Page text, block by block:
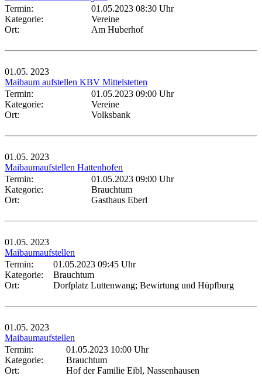
Termin:
01.05.2023 08:30 Uhr
Kategorie:
Vereine
Ort:
Am Huberhof
01.05. 2023
Maibaum aufstellen KBV Mittelstetten
Termin:
01.05.2023 09:00 Uhr
Kategorie:
Vereine
Ort:
Volksbank
01.05. 2023
Maibaumaufstellen Hattenhofen
Termin:
01.05.2023 09:00 Uhr
Kategorie:
Brauchtum
Ort:
Gasthaus Eberl
01.05. 2023
Maibaumaufstellen
Termin:
01.05.2023 09:45 Uhr
Kategorie:
Brauchtum
Ort:
Dorfplatz Luttenwang; Bewirtung und Hüpfburg
01.05. 2023
Maibaumaufstellen
Termin:
01.05.2023 10:00 Uhr
Kategorie:
Brauchtum
Ort:
Hof der Familie Eibl, Nassenhausen